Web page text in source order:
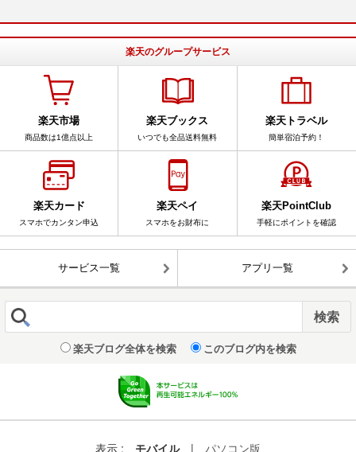
楽天のグループサービス
楽天市場
商品数は1億点以上
楽天ブックス
いつでも全品送料無料
楽天トラベル
簡単宿泊予約！
楽天カード
スマホでカンタン申込
楽天ペイ
スマホをお財布に
楽天PointClub
手軽にポイントを確認
サービス一覧 アプリ一覧
楽天ブログ全体を検索 このブログ内を検索
表示 : モバイル | パソコン版